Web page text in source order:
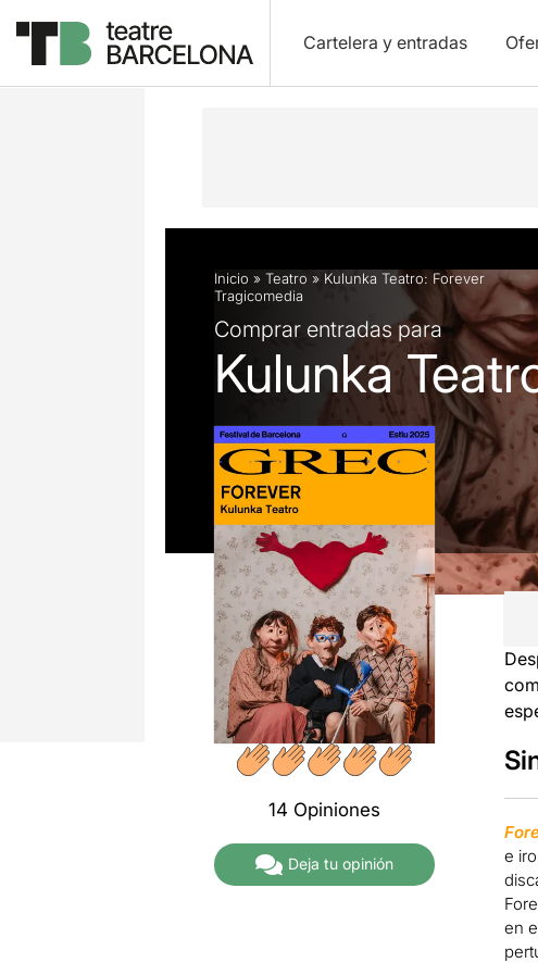
Cartelera y entradas
Descripción Ficha artística Fotos y vídeos
Inicio » Teatro » Kulunka Teatro: Forever
Tragicomedia
Comprar entradas para
Kulunka
14 Opiniones
Deja tu opinión
e
en